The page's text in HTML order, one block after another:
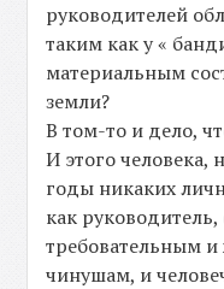
руководителей
таким как у «
материальным
земли?
В том-то и дело,
И этого человека,
годы никаких
как
требовательным
чинушам, и